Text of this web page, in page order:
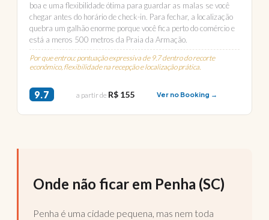
boa e uma flexibilidade ótima para guardar as malas se você
chegar antes do horário de check-in. Para fechar, a localização
quebra um galhão enorme porque você fica perto do comércio e
está a meros 500 metros da Praia da Armação.
Por que entrou: pontuação expressiva de 9.7 dentro do recorte
econômico, flexibilidade na recepção e localização prática.
9.7 a partir de R$ 155 Ver no Booking →
Onde não ficar em Penha (SC)
Penha é uma cidade pequena, mas nem toda